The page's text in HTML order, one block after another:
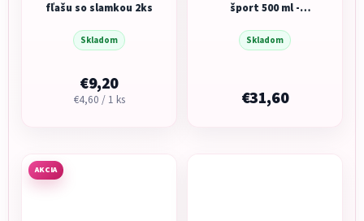
fľašu so slamkou 2ks
Skladom
€9,20
Jednotková
€4,60 / 1 ks
šport 500 ml -
Skladom
€31,60
AKCIA